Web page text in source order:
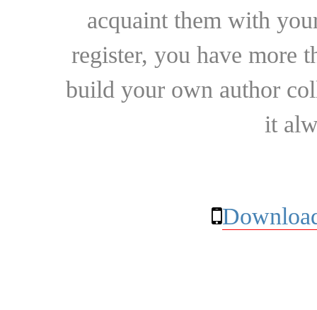
acquaint them with
register, you have more
build your own author
it